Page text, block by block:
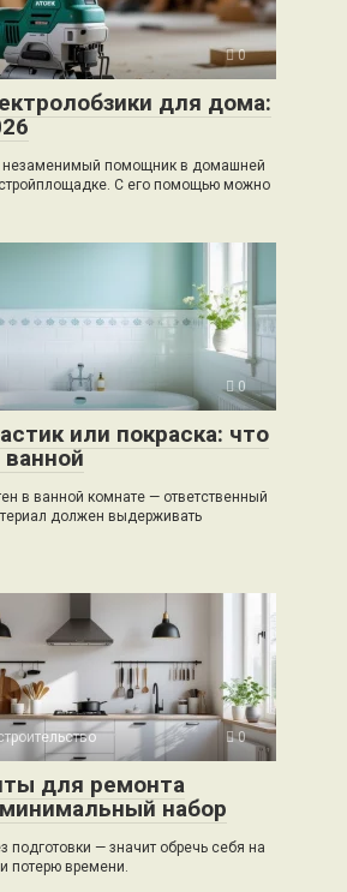
0
для дома:
незаменимый помощник в домашней
С его помощью можно
0
или покраска: что
в ванной комнате — ответственный
должен выдерживать
0
для ремонта
набор
подготовки — значит обречь себя на
потерю времени.